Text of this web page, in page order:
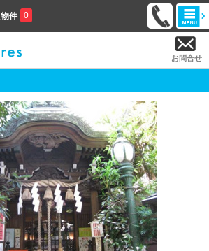
件 0
お問合せ